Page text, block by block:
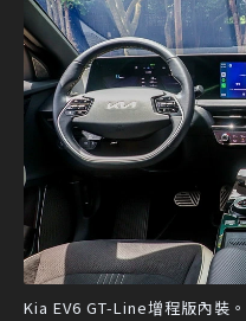
Kia EV6 GT-Line增程版內裝